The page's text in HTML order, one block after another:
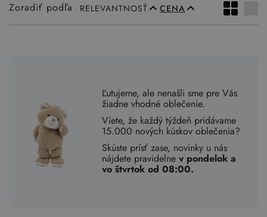
Zoradiť podľa RELEVANTNOSŤ CENA
Ľutujeme, ale nenašli sme pre Vás
žiadne vhodné oblečenie.
Viete, že každý týždeň pridávame
15.000 nových kúskov oblečenia?
Skúste prísť zase, novinky u nás
nájdete pravidelnev pondelok a
vo štvrtok od 08:00.